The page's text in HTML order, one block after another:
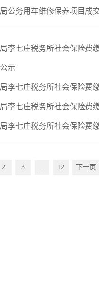
公务用车维修保养项目成
李七庄税务所社会保险费
示
李七庄税务所社会保险费
李七庄税务所社会保险费
李七庄税务所社会保险费
2 3 ... 12 下一页